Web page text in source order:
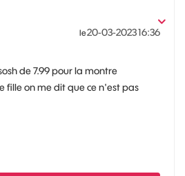
le‎20-03-202316:36
de 7.99 pour la montre
fille on me dit que ce n'est pas